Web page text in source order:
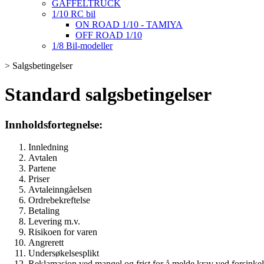
GAFFELTRUCK
1/10 RC bil
ON ROAD 1/10 - TAMIYA
OFF ROAD 1/10
1/8 Bil-modeller
> Salgsbetingelser
Standard salgsbetingelser
Innholdsfortegnelse:
Innledning
Avtalen
Partene
Priser
Avtaleinngåelsen
Ordrebekreftelse
Betaling
Levering m.v.
Risikoen for varen
Angrerett
Undersøkelsesplikt